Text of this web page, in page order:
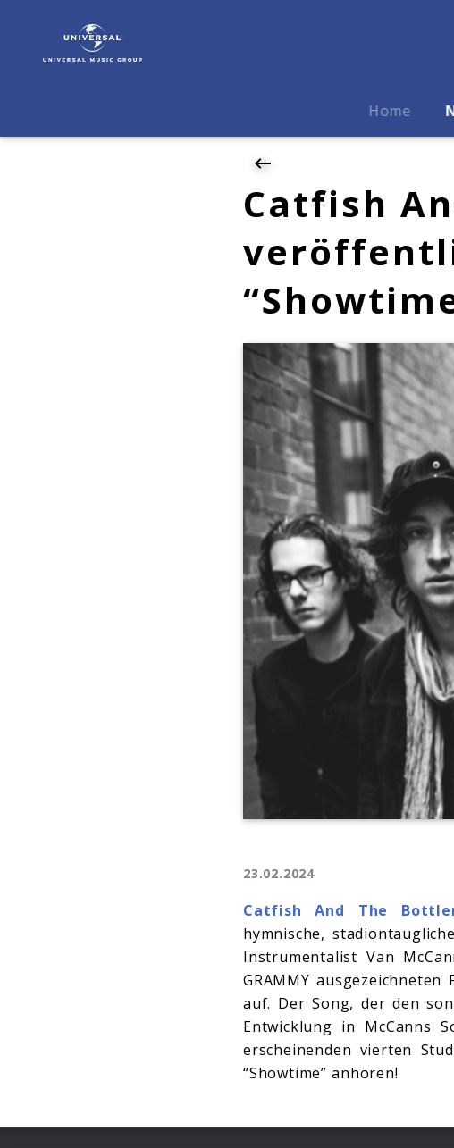
|
Home
Catfish
23.02.2024
Catfish And The
hymnische,
Instrumentalist Van
GRAMMY
auf. Der Song, der den
Entwicklung in McCanns
erscheinenden vierten
“Showtime” anhören!